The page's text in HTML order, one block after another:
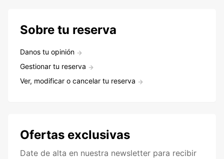
Sobre tu reserva
Danos tu opinión
Gestionar tu reserva
Ver, modificar o cancelar tu reserva
Ofertas exclusivas
Date de alta en nuestra newsletter para recibir